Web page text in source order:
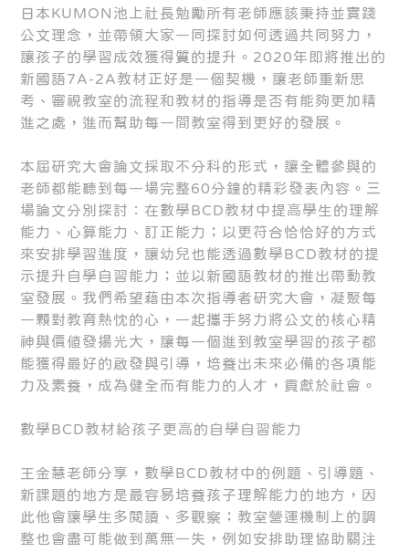
日本KUMON池上社長勉勵所有老師應該秉持並實踐
公文理念，並帶領大家一同探討如何透過共同努力，
讓孩子的學習成效獲得質的提升。2020年即將推出的
新國語7A-2A教材正好是一個契機，讓老師重新思
考、審視教室的流程和教材的指導是否有能夠更加精
進之處，進而幫助每一間教室得到更好的發展。
本屆研究大會論文採取不分科的形式，讓全體參與的
老師都能聽到每一場完整60分鐘的精彩發表內容。三
場論文分別探討：在數學BCD教材中提高學生的理解
能力、心算能力、訂正能力；以更符合恰恰好的方式
來安排學習進度，讓幼兒也能透過數學BCD教材的提
示提升自學自習能力；並以新國語教材的推出帶動教
室發展。我們希望藉由本次指導者研究大會，凝聚每
一顆對教育熱忱的心，一起攜手努力將公文的核心精
神與價值發揚光大，讓每一個進到教室學習的孩子都
能獲得最好的啟發與引導，培養出未來必備的各項能
力及素養，成為健全而有能力的人才，貢獻於社會。
數學BCD教材給孩子更高的自學自習能力
王金慧老師分享，數學BCD教材中的例題、引導題、
新課題的地方是最容易培養孩子理解能力的地方，因
此他會讓學生多閱讀、多觀察；教室營運機制上的調
整也會盡可能做到萬無一失，例如安排助理協助關注